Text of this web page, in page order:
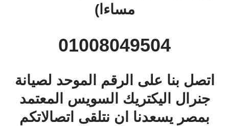
مساءا)
01008049504
اتصل بنا على الرقم الموحد لصيانة
جنرال اليكتريك السويس المعتمد
بمصر يسعدنا ان نتلقى اتصالاتكم